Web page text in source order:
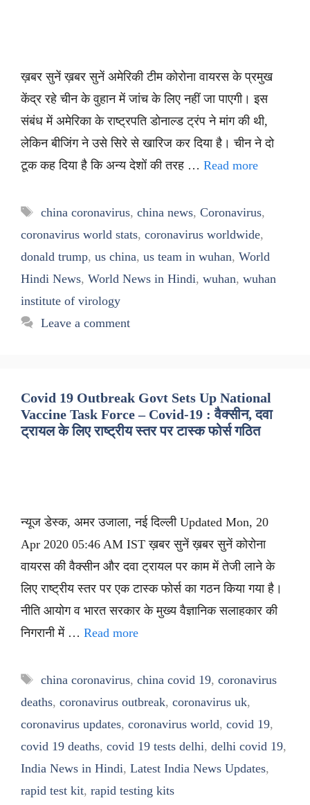
ख़बर सुनें ख़बर सुनें अमेरिकी टीम कोरोना वायरस के प्रमुख
केंद्र रहे चीन के वुहान में जांच के लिए नहीं जा पाएगी। इस
संबंध में अमेरिका के राष्ट्रपति डोनाल्ड ट्रंप ने मांग की थी,
लेकिन बीजिंग ने उसे सिरे से खारिज कर दिया है। चीन ने दो
टूक कह दिया है कि अन्य देशों की तरह … Read more
Tags
china coronavirus, china news, Coronavirus,
coronavirus world stats, coronavirus worldwide,
donald trump, us china, us team in wuhan, World
Hindi News, World News in Hindi, wuhan, wuhan
institute of virology
Leave a comment
Covid 19 Outbreak Govt Sets Up National
Vaccine Task Force – Covid-19 : वैक्सीन, दवा
ट्रायल के लिए राष्ट्रीय स्तर पर टास्क फोर्स गठित
न्यूज डेस्क, अमर उजाला, नई दिल्ली Updated Mon, 20
Apr 2020 05:46 AM IST ख़बर सुनें ख़बर सुनें कोरोना
वायरस की वैक्सीन और दवा ट्रायल पर काम में तेजी लाने के
लिए राष्ट्रीय स्तर पर एक टास्क फोर्स का गठन किया गया है।
नीति आयोग व भारत सरकार के मुख्य वैज्ञानिक सलाहकार की
निगरानी में … Read more
Tags
china coronavirus, china covid 19, coronavirus
deaths, coronavirus outbreak, coronavirus uk,
coronavirus updates, coronavirus world, covid 19,
covid 19 deaths, covid 19 tests delhi, delhi covid 19,
India News in Hindi, Latest India News Updates,
rapid test kit, rapid testing kits